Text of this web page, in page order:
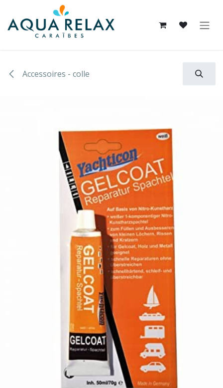
Se rendre au contenu
Accessoires - colle